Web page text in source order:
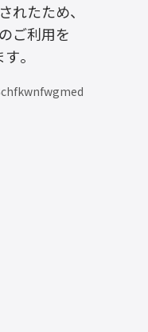
れたため、
ご利用を
。